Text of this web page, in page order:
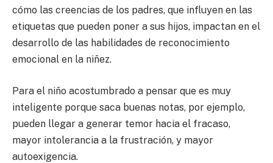
cómo las creencias de los padres, que influyen en las
etiquetas que pueden poner a sus hijos, impactan en el
desarrollo de las habilidades de reconocimiento
emocional en la niñez.
Para el niño acostumbrado a pensar que es muy
inteligente porque saca buenas notas, por ejemplo,
pueden llegar a generar temor hacia el fracaso,
mayor intolerancia a la frustración, y mayor
autoexigencia.